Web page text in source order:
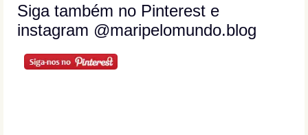
Siga também no Pinterest e
instagram @maripelomundo.blog